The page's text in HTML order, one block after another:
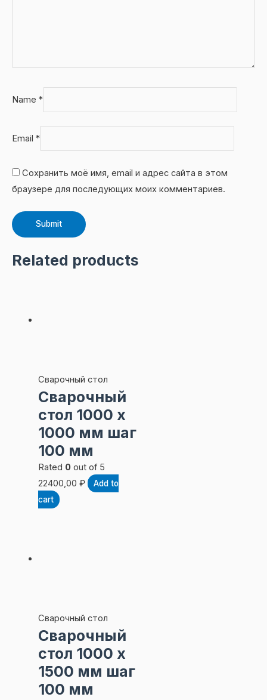
Name *
Email *
Сохранить моё имя, email и адрес сайта в этом
браузере для последующих моих комментариев.
Related products
Сварочный стол
Сварочный
стол 1000 х
1000 мм шаг
100 мм
Rated 0out of 5
22400,00 ₽
Add to
cart
Сварочный стол
Сварочный
стол 1000 х
1500 мм шаг
100 мм